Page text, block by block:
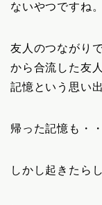
ないやつですね。
友人のつながり
から合流した友
記憶という思い
帰った記憶も・
しかし起きたら